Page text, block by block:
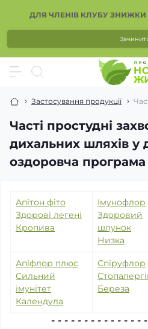
ДЛЯ ЧЛЕНІВ КЛУБУ ЗНИЖКИ
Застосування продукції
Часті простудні
дихальних шляхів у
оздоровча програма
Апітон фіто
Здорові легені
Кропива
Імунофлор
Здоровий
шлунок
Низка
Апіфлор плюс
Сильний
імунітет
Календула
Спіруфлор
Береза
- - - - - - - - - - - - - -